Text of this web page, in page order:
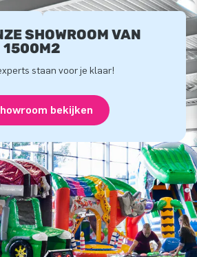
SHOWROOM VAN
1500M2
staan voor je klaar!
bekijken